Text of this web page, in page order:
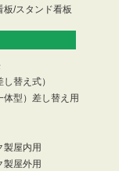
板/スタンド看板
替え式）
体型）差し替え用
製屋内用
製屋外用